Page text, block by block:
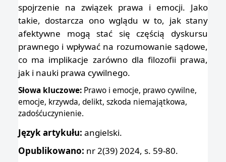
spojrzenie na związek prawa i emocji. Jako
takie, dostarcza ono wglądu w to, jak stany
afektywne mogą stać się częścią dyskursu
prawnego i wpływać na rozumowanie sądowe,
co ma implikacje zarówno dla filozofii prawa,
jak i nauki prawa cywilnego.
Słowa kluczowe: Prawo i emocje, prawo cywilne,
emocje, krzywda, delikt, szkoda niemajątkowa,
zadośćuczynienie.
Język artykułu: angielski.
Opublikowano: nr 2(39) 2024, s. 59-80.